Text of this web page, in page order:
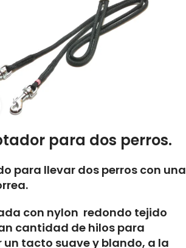
Click to enlarge
para dos perros.
para llevar dos perros con una
con nylon redondo tejido
cantidad de hilos para
un tacto suave y blando, a la